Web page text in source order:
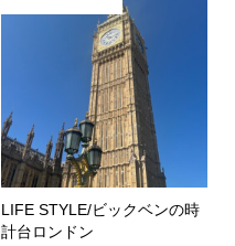
LIFE STYLE/ビックベンの時
計台ロンドン